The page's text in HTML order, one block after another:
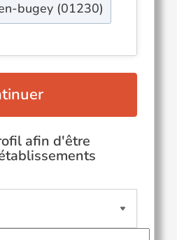
bugey (01230)
afin d'être